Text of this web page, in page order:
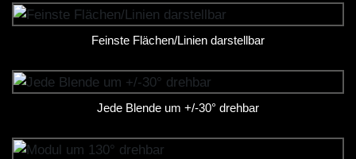
Feinste Flächen/Linien darstellbar
Jede Blende um +/-30° drehbar